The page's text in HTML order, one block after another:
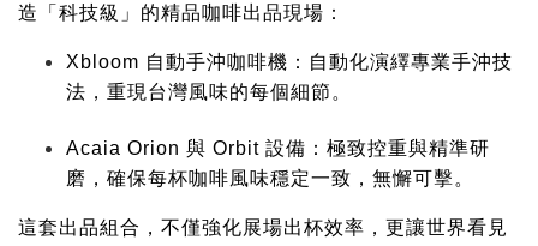
造「科技級」的精品咖啡出品現場：
Xbloom 自動手沖咖啡機：自動化演繹專業手沖技
法，重現台灣風味的每個細節。
Acaia Orion 與 Orbit 設備：極致控重與精準研
磨，確保每杯咖啡風味穩定一致，無懈可擊。
這套出品組合，不僅強化展場出杯效率，更讓世界看見